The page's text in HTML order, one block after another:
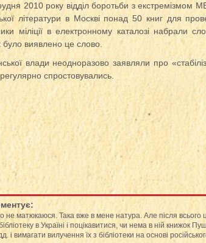
2010 року відділ боротьби з екстремізмом
літератури в Москві понад 50 книг для
міліції в електронному каталозі набрали
було виявлено це слово.
влади неодноразово заявляли про
спростовувались.
не матюкаюся. Така вже в мене натура. Але після
в Україні і поцікавитися, чи нема в ній книжок
і вимагати вилучення їх з бібліотеки на основі